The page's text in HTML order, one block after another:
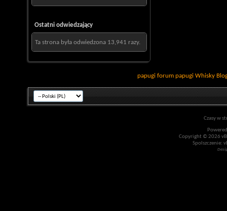
Ostatni odwiedzający
Ta strona była odwiedzona 13,941 razy.
papugi forum papugi Whisky
Czasy w
Copyright © 2026
Spolszczenie: